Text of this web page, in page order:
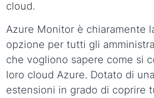
cloud.
Azure Monitor è chiaramente
opzione per tutti gli
che vogliono sapere come si
loro cloud Azure. Dotato di
estensioni in grado di coprire